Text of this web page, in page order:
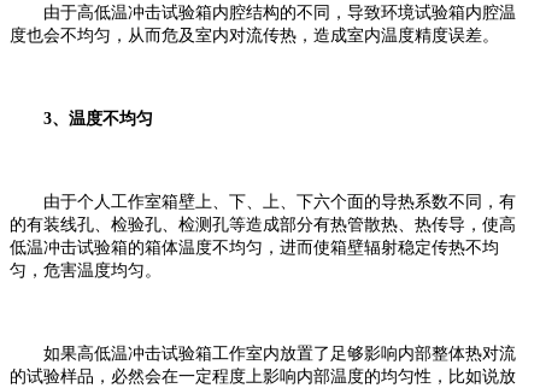
由于高低温冲击试验箱内腔结构的不同，导致环境试验箱内腔温
度也会不均匀，从而危及室内对流传热，造成室内温度精度误差。
3、温度不均匀
由于个人工作室箱壁上、下、上、下六个面的导热系数不同，有
的有装线孔、检验孔、检测孔等造成部分有热管散热、热传导，使高
低温冲击试验箱的箱体温度不均匀，进而使箱壁辐射稳定传热不均
匀，危害温度均匀。
如果高低温冲击试验箱工作室内放置了足够影响内部整体热对流
的试验样品，必然会在一定程度上影响内部温度的均匀性，比如说放